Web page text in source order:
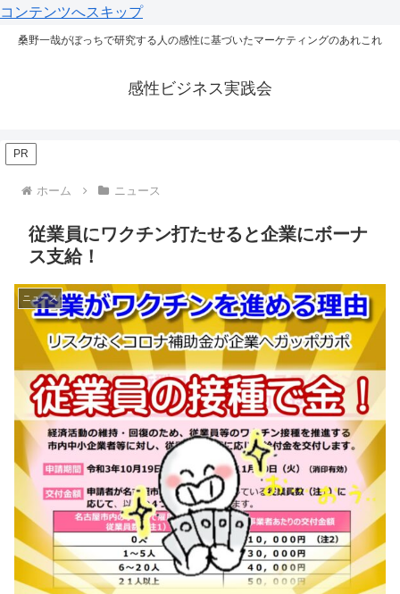
コンテンツへスキップ
桑野一哉がぼっちで研究する人の感性に基づいたマーケティングのあれこれ
感性ビジネス実践会
PR
ホーム ニュース
従業員にワクチン打たせると企業にボーナ
ス支給！
ニュース